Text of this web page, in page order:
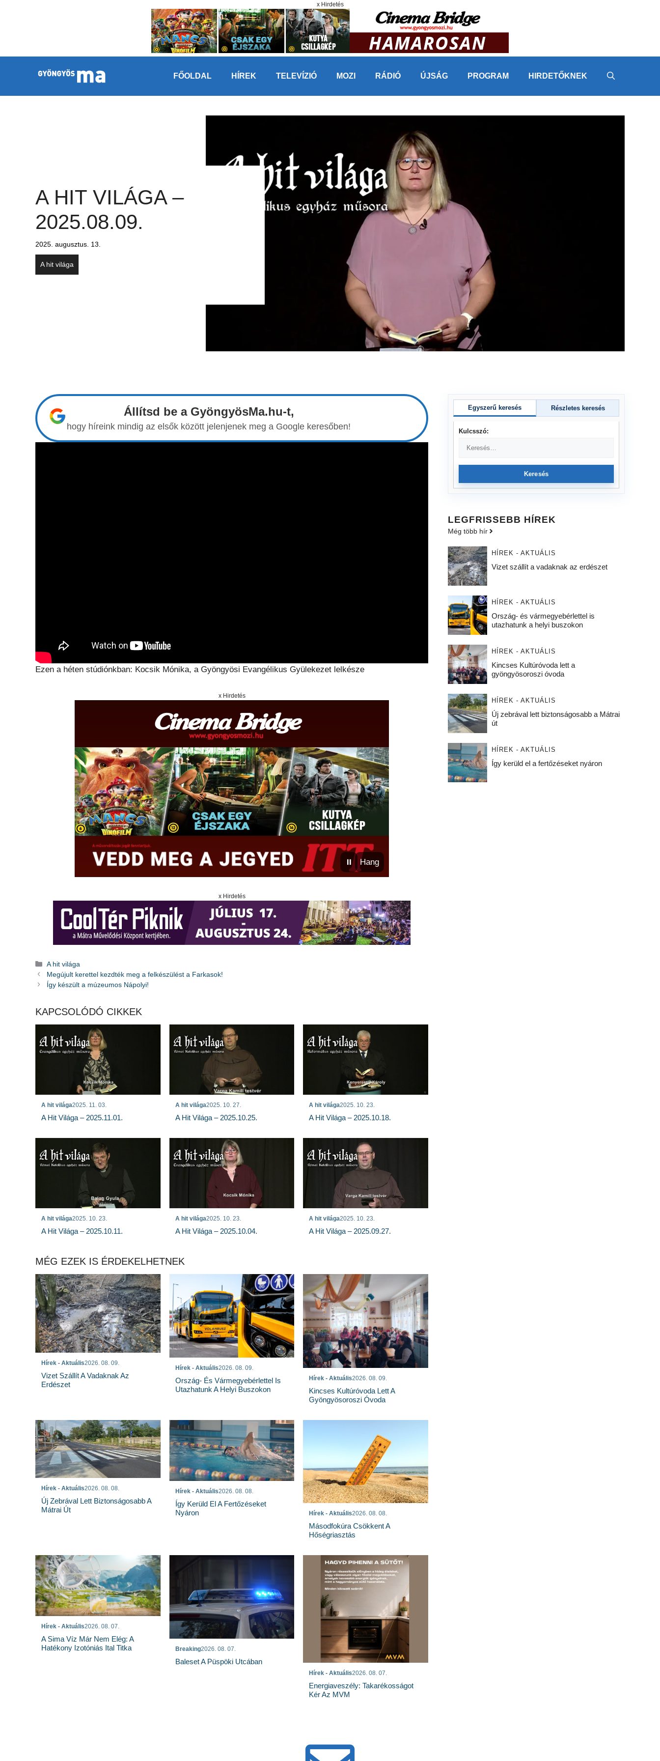
x Hirdetés
FŐOLDAL HÍREK TELEVÍZIÓ MOZI RÁDIÓ ÚJSÁG PROGRAM HIRDETŐKNEK
A HIT VILÁGA –
2025.08.09.
2025. augusztus. 13.
A hit világa
Állítsd be a GyöngyösMa.hu-t,
hogy híreink mindig az elsők között jelenjenek meg a Google keresőben!
Ezen a héten stúdiónkban: Kocsik Mónika, a Gyöngyösi Evangélikus Gyülekezet lelkésze
x Hirdetés
⏸ Hang
x Hirdetés
Kategória
A hit világa
Megújult kerettel kezdték meg a felkészülést a Farkasok!
Így készült a múzeumos Nápolyi!
KAPCSOLÓDÓ CIKKEK
A hit világa2025. 11. 03.
A Hit Világa – 2025.11.01.
A hit világa2025. 10. 27.
A Hit Világa – 2025.10.25.
A hit világa2025. 10. 23.
A Hit Világa – 2025.10.18.
A hit világa2025. 10. 23.
A Hit Világa – 2025.10.11.
A hit világa2025. 10. 23.
A Hit Világa – 2025.10.04.
A hit világa2025. 10. 23.
A Hit Világa – 2025.09.27.
MÉG EZEK IS ÉRDEKELHETNEK
Hírek - Aktuális2026. 08. 09.
Vizet Szállít A Vadaknak Az
Erdészet
Hírek - Aktuális2026. 08. 09.
Ország- És Vármegyebérlettel Is
Utazhatunk A Helyi Buszokon
Hírek - Aktuális2026. 08. 09.
Kincses Kultúróvoda Lett A
Gyöngyösoroszi Óvoda
Hírek - Aktuális2026. 08. 08.
Új Zebrával Lett Biztonságosabb A
Mátrai Út
Hírek - Aktuális2026. 08. 08.
Így Kerüld El A Fertőzéseket
Nyáron
Hírek - Aktuális2026. 08. 08.
Másodfokúra Csökkent A
Hőségriasztás
Hírek - Aktuális2026. 08. 07.
A Sima Víz Már Nem Elég: A
Hatékony Izotóniás Ital Titka
Breaking2026. 08. 07.
Baleset A Püspöki Utcában
Hírek - Aktuális2026. 08. 07.
Energiaveszély: Takarékosságot
Kér Az MVM
Egyszerű keresés Részletes keresés
Kulcsszó:
Keresés
LEGFRISSEBB HÍREK
Még több hír
HÍREK - AKTUÁLIS
Vizet szállít a vadaknak az erdészet
HÍREK - AKTUÁLIS
Ország- és vármegyebérlettel is
utazhatunk a helyi buszokon
HÍREK - AKTUÁLIS
Kincses Kultúróvoda lett a
gyöngyösoroszi óvoda
HÍREK - AKTUÁLIS
Új zebrával lett biztonságosabb a Mátrai
út
HÍREK - AKTUÁLIS
Így kerüld el a fertőzéseket nyáron